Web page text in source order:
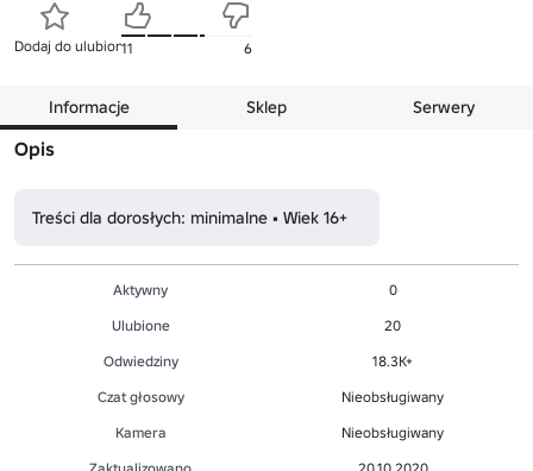
Dodaj do ulubionych
11 6
Informacje Sklep Serwery
Opis
Treści dla dorosłych: minimalne • Wiek 16+
Aktywny
0
Ulubione
20
Odwiedziny
18.3K+
Czat głosowy
Nieobsługiwany
Kamera
Nieobsługiwany
Zaktualizowano
20.10.2020